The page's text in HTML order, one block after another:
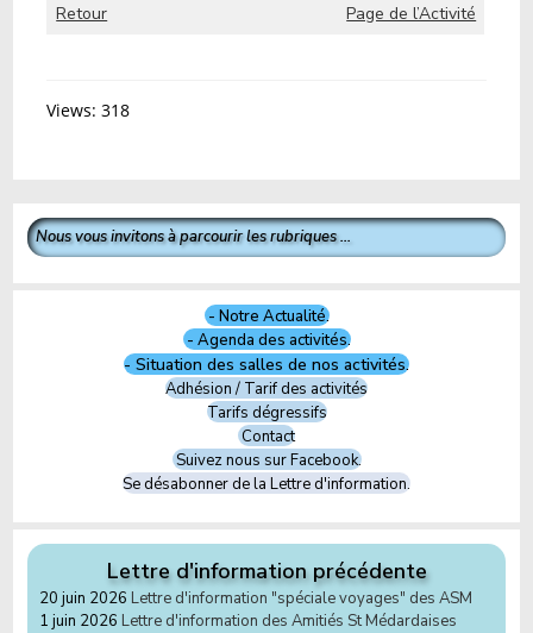
Retour Page de l’Activité
Views: 318
Nous vous invitons à parcourir les rubriques ...
- Notre Actualité.
- Agenda des activités.
- Situation des salles de nos activités.
Adhésion / Tarif des activités
Tarifs dégressifs
Contact
Suivez nous sur Facebook.
Se désabonner de la Lettre d'information.
Lettre d'information précédente
20 juin 2026 Lettre d'information "spéciale voyages" des ASM
1 juin 2026 Lettre d'information des Amitiés St Médardaises